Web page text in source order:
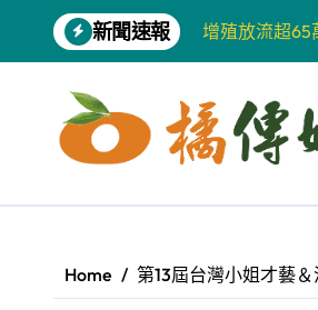
content
新聞速報
增殖放流超65
柯志恩競選網
兩岸青年齊聚
藍綠市長參選
雅安 天府之
Home 第13屆台灣小姐才藝